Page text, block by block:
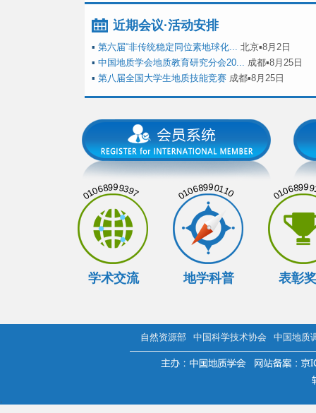
近期会议·活动安排
▪ 第六届“非传统稳定同位素地球化... 北京▪8月2日
▪ 中国地质学会地质教育研究分会20... 成都▪8月25日
▪ 第八届全国大学生地质技能竞赛 成都▪8月25日
01068999397
学术交流
01068990110
地学科普 表彰
自然资源部 中国科学技术协会 中国地质
.